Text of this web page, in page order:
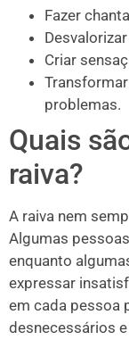
Fazer
Criar
problemas.
Quais
raiva?
A raiva nem
Algumas
enquanto
expressar
em cada pessoa
desnecessários